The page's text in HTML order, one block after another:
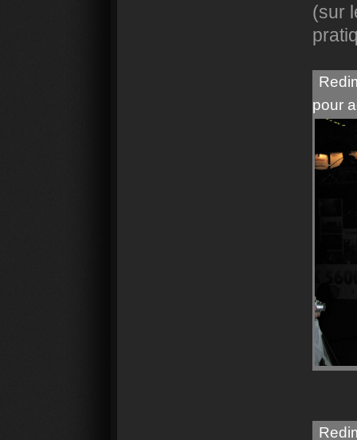
(sur
pour